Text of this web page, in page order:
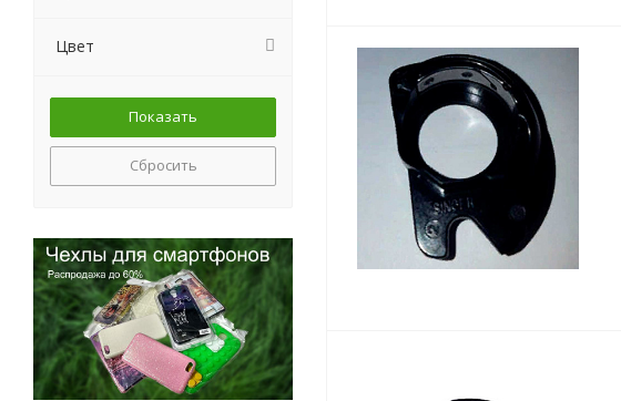
Цвет
Сбросить